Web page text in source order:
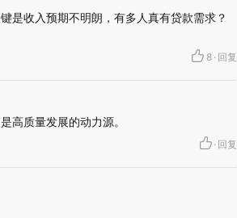
是收入预期不明朗，有多人真有贷款需求？
8 · 回复
高质量发展的动力源。
· 回复